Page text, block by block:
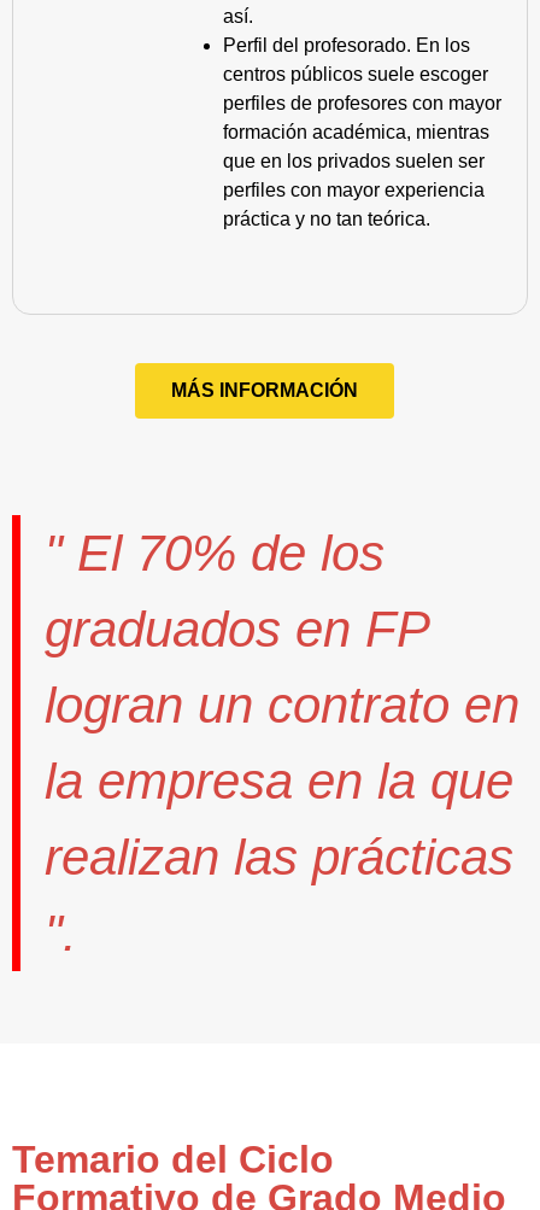
así.
Perfil del profesorado. En los
centros públicos suele escoger
perfiles de profesores con mayor
formación académica, mientras
que en los privados suelen ser
perfiles con mayor experiencia
práctica y no tan teórica.
MÁS INFORMACIÓN
" El 70% de los
graduados en FP
logran un contrato en
la empresa en la que
realizan las prácticas
".
Temario del Ciclo
Formativo de Grado Medio